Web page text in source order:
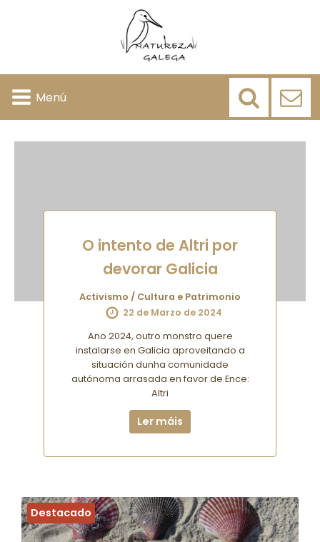
Menú
O intento de Altri por
devorar Galicia
Activismo / Cultura e Patrimonio
22 de Marzo de 2024
Ano 2024, outro monstro quere
instalarse en Galicia aproveitando a
situación dunha comunidade
autónoma arrasada en favor de Ence:
Altri
Ler máis
Destacado